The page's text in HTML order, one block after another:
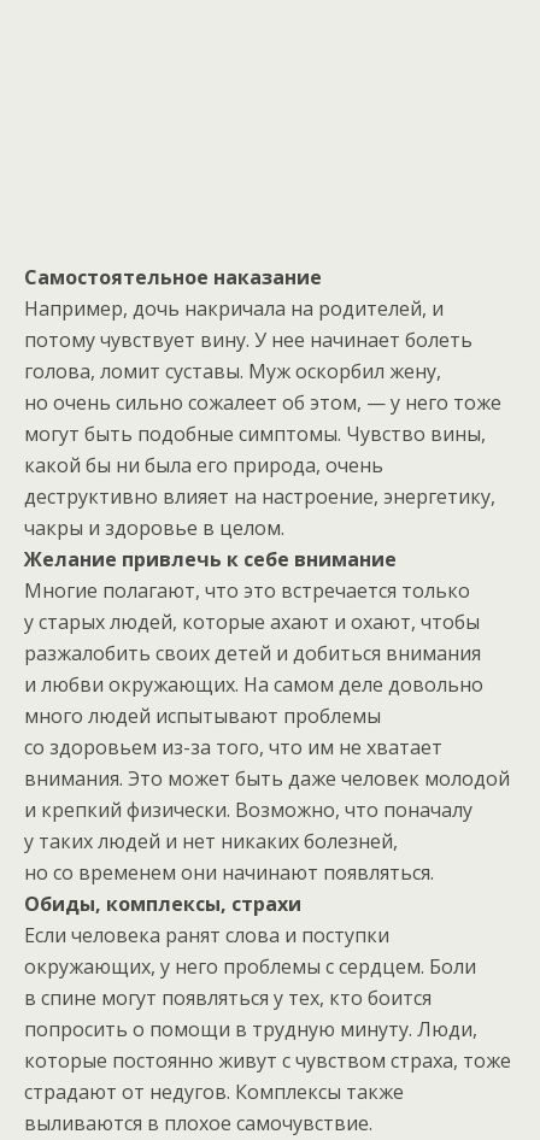
Самостоятельное наказание
Например, дочь накричала на родителей, и
потому чувствует вину. У нее начинает болеть
голова, ломит суставы. Муж оскорбил жену,
но очень сильно сожалеет об этом, — у него тоже
могут быть подобные симптомы. Чувство вины,
какой бы ни была его природа, очень
деструктивно влияет на настроение, энергетику,
чакры и здоровье в целом.
Желание привлечь к себе внимание
Многие полагают, что это встречается только
у старых людей, которые ахают и охают, чтобы
разжалобить своих детей и добиться внимания
и любви окружающих. На самом деле довольно
много людей испытывают проблемы
со здоровьем из-за того, что им не хватает
внимания. Это может быть даже человек молодой
и крепкий физически. Возможно, что поначалу
у таких людей и нет никаких болезней,
но со временем они начинают появляться.
Обиды, комплексы, страхи
Если человека ранят слова и поступки
окружающих, у него проблемы с сердцем. Боли
в спине могут появляться у тех, кто боится
попросить о помощи в трудную минуту. Люди,
которые постоянно живут с чувством страха, тоже
страдают от недугов. Комплексы также
выливаются в плохое самочувствие.